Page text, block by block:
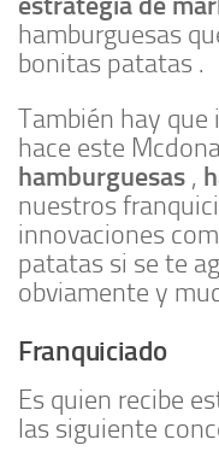
hamburguesas
bonitas patatas .
También hay que
hace este
hamburguesas ,
nuestros
innovaciones
patatas si se te
obviamente y
Franquiciado
Es quien recibe
las siguiente